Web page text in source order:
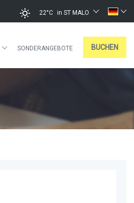
22°C in ST MALO
SONDERANGEBOTE BUCHEN